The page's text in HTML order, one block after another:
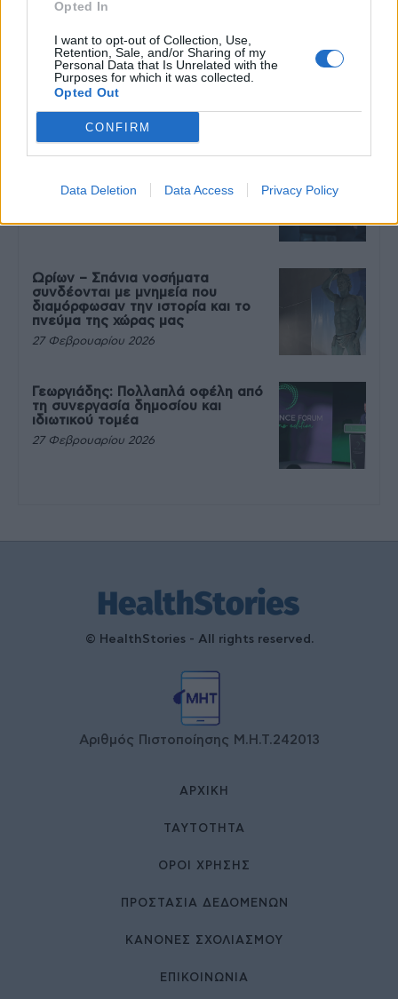
Opted In
I want to opt-out of Collection, Use,
Retention, Sale, and/or Sharing of my
Personal Data that Is Unrelated with the
Purposes for which it was collected.
Opted Out
CONFIRM
Data Deletion Data Access Privacy Policy
Πάνω από 100 μωρά έχουν
γεννηθεί μέσω εξωσωματικής, με
την υποστήριξη της Be-Live
27 Φεβρουαρίου 2026
πάντα μετά την άσκηση
Ωρίων – Σπάνια νοσήματα
συνδέονται με μνημεία που
διαμόρφωσαν την ιστορία και το
πνεύμα της χώρας μας
27 Φεβρουαρίου 2026
Γεωργιάδης: Πολλαπλά οφέλη από
τη συνεργασία δημοσίου και
ιδιωτικού τομέα
27 Φεβρουαρίου 2026
© HealthStories - All rights reserved.
Αριθμός Πιστοποίησης Μ.Η.Τ.242013
ΑΡΧΙΚΉ
ΤΑΥΤΌΤΗΤΑ
ΌΡΟΙ ΧΡΉΣΗΣ
ΠΡΟΣΤΑΣΙΑ ΔΕΔΟΜΕΝΩΝ
ΚΑΝΟΝΕΣ ΣΧΟΛΙΑΣΜΟΥ
ΕΠΙΚΟΙΝΩΝΊΑ